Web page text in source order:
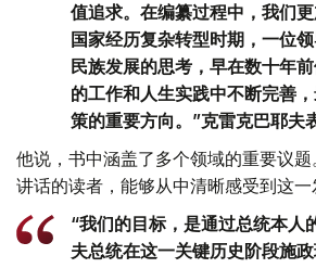
值追求。在编纂过程中，我们
国家经历复杂转型时期，一位
民族发展的思考，早在数十年
的工作和人生实践中不断完善
策的重要方向。”克雷克巴耶夫
他说，书中涵盖了多个领域的重要议
讲话的读者，能够从中清晰感受到这一
“我们的目标，是通过总统本人
夫总统在这一关键历史阶段施